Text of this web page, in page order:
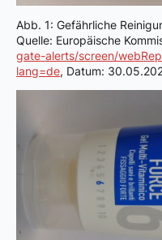
Abb. 1: Gefährliche
Quelle: Europäische
gate-alerts/screen/
lang=de, Datum: